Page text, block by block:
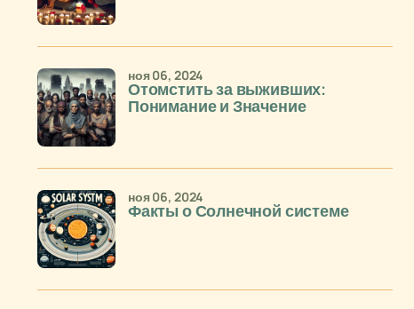
Отомстить за выживших:
Понимание и Значение
ноя 06, 2024
Факты о Солнечной системе
ноя 06, 2024